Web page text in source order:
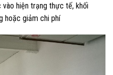
hiện trạng thực tế, khối
hoặc giảm chi phí